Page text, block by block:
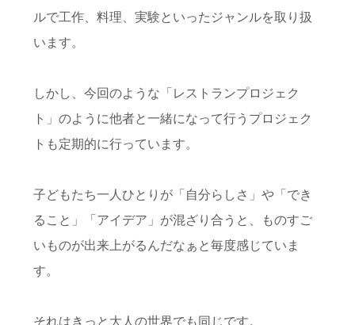
ルで工作、料理、実験といったジャンルを取り扱
います。
しかし、今回のような「レストランプロジェク
ト」のように他者と一緒になって行うプロジェク
トも定期的に行っています。
子どもたち一人ひとりが「自分らしさ」や「でき
ること」「アイデア」が混ざり合うと、ものすご
いものが出来上がるんだなぁと毎度感じていま
す。
それはきっと大人の世界でも同じです。